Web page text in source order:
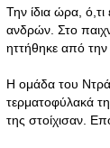
Την ίδια ώρα,
ανδρών. Στο
ηττήθηκε από την
Η ομάδα του
τερματοφύλακά
της στοίχισαν.